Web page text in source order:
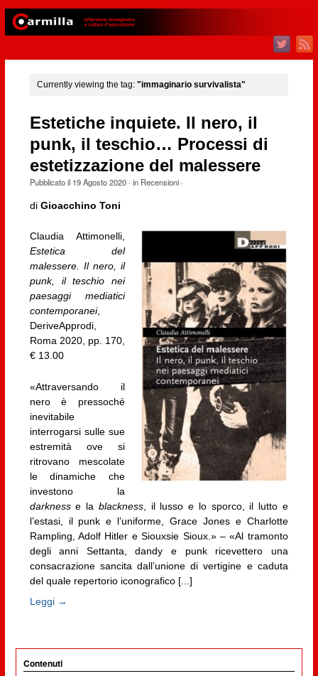
Currently viewing the tag: "immaginario survivalista"
Estetiche inquiete. Il nero, il
punk, il teschio… Processi di
estetizzazione del malessere
Pubblicato il 19 Agosto 2020· in Recensioni·
di Gioacchino Toni
Claudia Attimonelli,
Estetica del
malessere. Il nero, il
punk, il teschio nei
paesaggi mediatici
contemporanei,
DeriveApprodi,
Roma 2020, pp. 170,
€ 13.00
«Attraversando il
nero è pressoché
inevitabile
interrogarsi sulle sue
estremità ove si
ritrovano mescolate
le dinamiche che
investono la
darknesse la blackness, il lusso e lo sporco, il lutto e
l’estasi, il punk e l’uniforme, Grace Jones e Charlotte
Rampling, Adolf Hitler e Siouxsie Sioux.» – «Al tramonto
degli anni Settanta, dandy e punk ricevettero una
consacrazione sancita dall’unione di vertigine e caduta
del quale repertorio iconografico [...]
Leggi →
Contenuti